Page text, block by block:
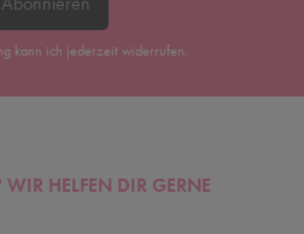
kann ich jederzeit widerrufen.
WIR HELFEN DIR GERNE